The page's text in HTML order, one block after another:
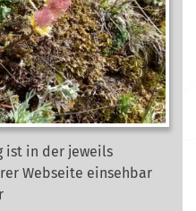
ist in der jeweils
Webseite einsehbar